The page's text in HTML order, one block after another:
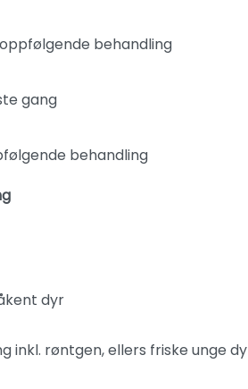
behandling
gang
behandling
dyr
inkl. røntgen, ellers friske unge